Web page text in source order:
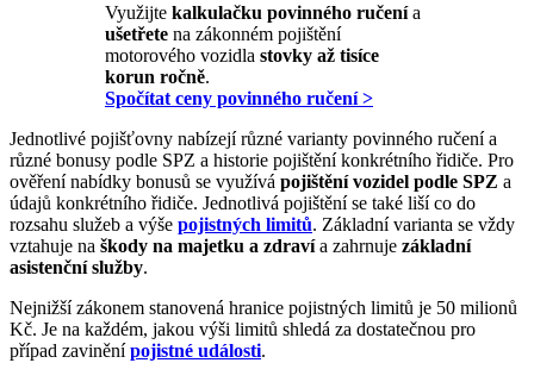
Využijte kalkulačku povinného ručenía
ušetřete na zákonném pojištění
motorového vozidla stovky až tisíce
korun ročně.
Spočítat ceny povinného ručení >
Jednotlivé pojišťovny nabízejí různé varianty povinného ručení a
různé bonusy podle SPZ a historie pojištění konkrétního řidiče. Pro
ověření nabídky bonusů se využívá pojištění vozidel podle SPZ a
údajů konkrétního řidiče. Jednotlivá pojištění se také liší co do
rozsahu služeb a výše pojistných limitů. Základní varianta se vždy
vztahuje na škody na majetku a zdravía zahrnuje základní
asistenční služby.
Nejnižší zákonem stanovená hranice pojistných limitů je 50 milionů
Kč. Je na každém, jakou výši limitů shledá za dostatečnou pro
případ zaviněnípojistné události.